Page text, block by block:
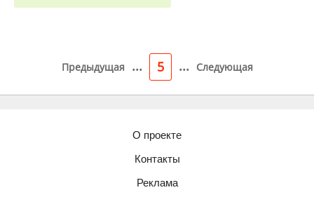
Предыдущая ... 5 ... Следующая
О проекте
Контакты
Реклама